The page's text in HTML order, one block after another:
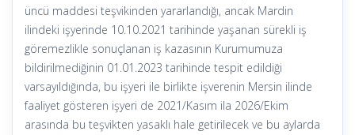
üncü maddesi teşvikinden yararlandığı, ancak Mardin
ilindeki işyerinde 10.10.2021 tarihinde yaşanan sürekli iş
göremezlikle sonuçlanan iş kazasının Kurumumuza
bildirilmediğinin 01.01.2023 tarihinde tespit edildiği
varsayıldığında, bu işyeri ile birlikte işverenin Mersin ilinde
faaliyet gösteren işyeri de 2021/Kasım ila 2026/Ekim
arasında bu teşvikten yasaklı hale getirilecek ve bu aylarda